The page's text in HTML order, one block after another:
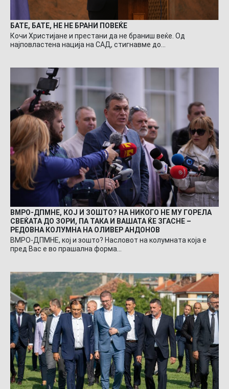
БАТЕ, БАТЕ, НЕ НЕ БРАНИ ПОВЕЌЕ
Кочи Христијане и престани да не браниш веќе. Од
најповластена нација на САД, стигнавме до…
ВМРО-ДПМНЕ, КОЈ И ЗОШТО? НА НИКОГО НЕ МУ ГОРЕЛА
СВЕЌАТА ДО ЗОРИ, ПА ТАКА И ВАШАТА ЌЕ ЗГАСНЕ –
РЕДОВНА КОЛУМНА НА ОЛИВЕР АНДОНОВ
ВМРО-ДПМНЕ, кој и зошто? Насловот на колумната која е
пред Вас е во прашална форма…